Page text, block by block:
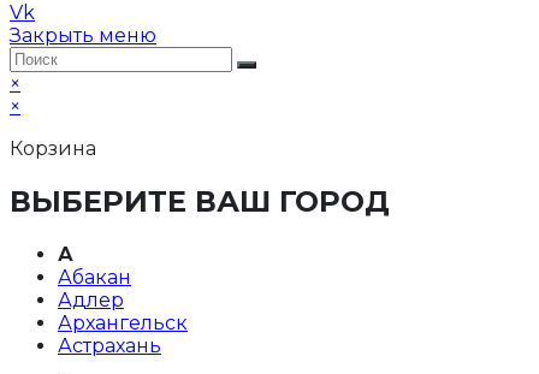
Vk
Закрыть меню
×
×
Корзина
ВЫБЕРИТЕ ВАШ ГОРОД
А
Абакан
Адлер
Архангельск
Астрахань